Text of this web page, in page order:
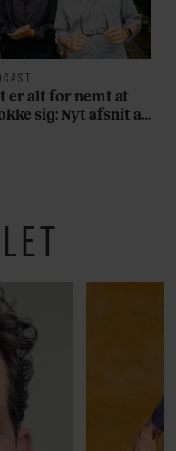
er alt for nemt at
sig: Nyt afsnit af